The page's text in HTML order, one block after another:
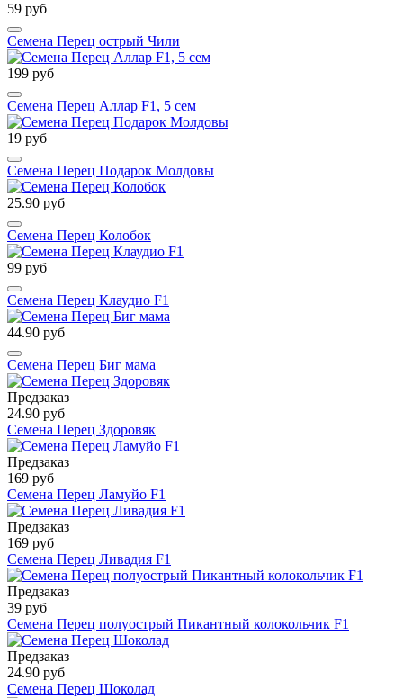
59 руб
Семена Перец острый Чили
199 руб
Семена Перец Аллар F1, 5 сем
19 руб
Семена Перец Подарок Молдовы
25.90 руб
Семена Перец Колобок
99 руб
Семена Перец Клаудио F1
44.90 руб
Семена Перец Биг мама
Предзаказ
24.90 руб
Семена Перец Здоровяк
Предзаказ
169 руб
Семена Перец Ламуйо F1
Предзаказ
169 руб
Семена Перец Ливадия F1
Предзаказ
39 руб
Семена Перец полуострый Пикантный колокольчик F1
Предзаказ
24.90 руб
Семена Перец Шоколад